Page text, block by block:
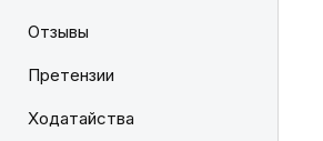
Отзывы
Претензии
Ходатайства